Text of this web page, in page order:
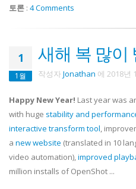
토론 : 4 Comments
1
1월
새해 복 많이
작성자Jonathan 에 2018년
Happy New Year! Last year was
with huge stability and
interactive transform tool,
a new website (translated in 10
video automation),improved
million installs of OpenShot ...